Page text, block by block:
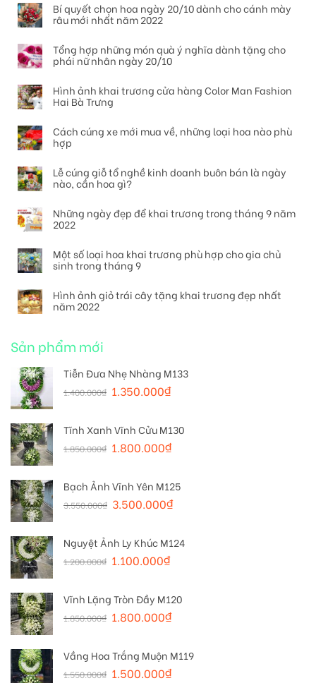
Bí quyết chọn hoa ngày 20/10 dành cho cánh mày
râu mới nhất năm 2022
Tổng hợp những món quà ý nghĩa dành tặng cho
phái nữ nhân ngày 20/10
Hình ảnh khai trương cửa hàng Color Man Fashion
Hai Bà Trưng
Cách cúng xe mới mua về, những loại hoa nào phù
hợp
Lễ cúng giỗ tổ nghề kinh doanh buôn bán là ngày
nào, cần hoa gì?
Những ngày đẹp để khai trương trong tháng 9 năm
2022
Một số loại hoa khai trương phù hợp cho gia chủ
sinh trong tháng 9
Hình ảnh giỏ trái cây tặng khai trương đẹp nhất
năm 2022
Sản phẩm mới
Tiễn Đưa Nhẹ Nhàng M133
1.400.000₫ 1.350.000₫
Tĩnh Xanh Vĩnh Cửu M130
1.850.000₫ 1.800.000₫
Bạch Ảnh Vĩnh Yên M125
3.550.000₫ 3.500.000₫
Nguyệt Ảnh Ly Khúc M124
1.200.000₫ 1.100.000₫
Vĩnh Lặng Tròn Đầy M120
1.850.000₫ 1.800.000₫
Vầng Hoa Trắng Muộn M119
1.550.000₫ 1.500.000₫